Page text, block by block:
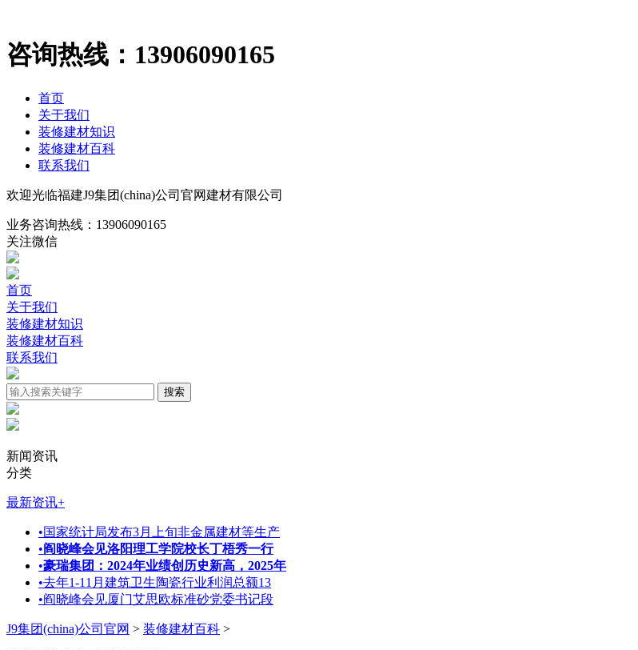
咨询热线： 13906090165
首页
关于我们
装修建材知识
装修建材百科
联系我们
欢迎光临福建J9集团(china)公司官网建材有限公司
业务咨询热线： 13906090165
关注微信
首页
关于我们
装修建材知识
装修建材百科
联系我们
新闻资讯
分类
最新资讯+
•国家统计局发布3月上旬非金属建材等生产
•阎晓峰会见洛阳理工学院校长丁梧秀一行
•豪瑞集团：2024年业绩创历史新高，2025年
•去年1-11月建筑卫生陶瓷行业利润总额13
•阎晓峰会见厦门艾思欧标准砂党委书记段
J9集团(china)公司官网 > 装修建材百科 >